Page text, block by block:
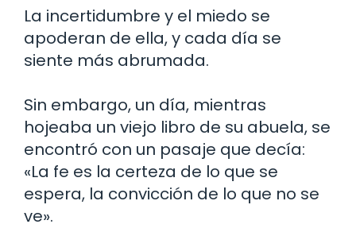
La incertidumbre y el miedo se
apoderan de ella, y cada día se
siente más abrumada.
Sin embargo, un día, mientras
hojeaba un viejo libro de su abuela, se
encontró con un pasaje que decía:
«La fe es la certeza de lo que se
espera, la convicción de lo que no se
ve».